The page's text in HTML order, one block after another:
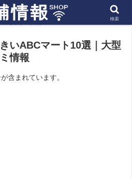
愛知の店舗
いABCマート10選｜大型
情報
含まれています。
検索